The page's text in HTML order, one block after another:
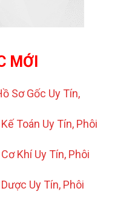
MỚI
Sơ Gốc Uy Tín,
Toán Uy Tín, Phôi
Khí Uy Tín, Phôi
Uy Tín, Phôi